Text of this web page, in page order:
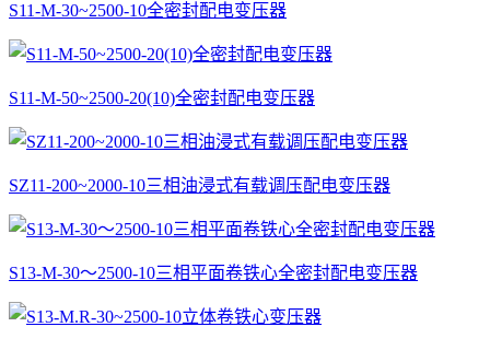
S11-M-30~2500-10全密封配电变压器
S11-M-50~2500-20(10)全密封配电变压器
SZ11-200~2000-10三相油浸式有载调压配电变压器
S13-M-30～2500-10三相平面卷铁心全密封配电变压器